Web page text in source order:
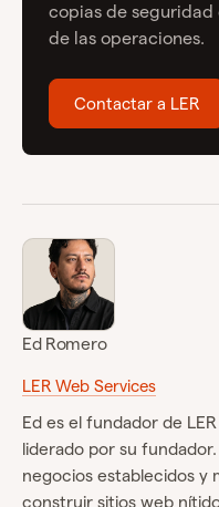
copias de
de las operaciones.
Contactar a LER
Ed Romero
LER Web Services
Ed es el fundador de
liderado por su
negocios establecidos y
construir sitios web